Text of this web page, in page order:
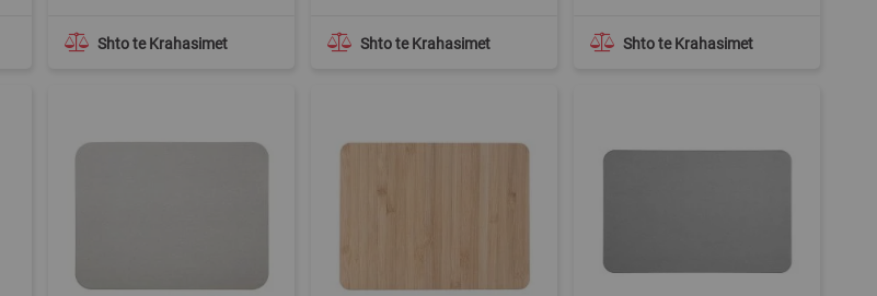
Shto te Krahasimet Shto te Krahasimet Shto te Krahasimet